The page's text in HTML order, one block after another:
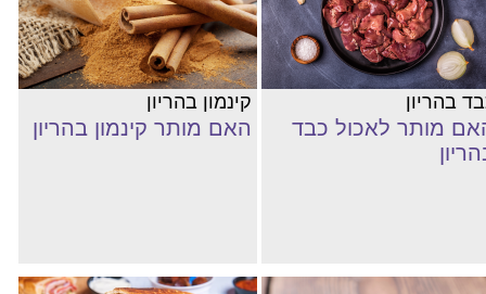
בהריון
מותר לאכול כבד
קינמון בהריון
האם מותר קינמון בהריון